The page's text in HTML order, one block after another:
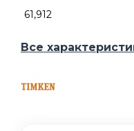
61,912
Все